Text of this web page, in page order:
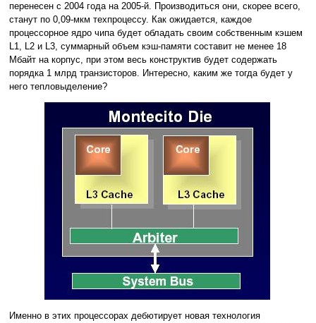
перенесен с 2004 года на 2005-й. Производиться они, скорее всего,
станут по 0,09-мкм техпроцессу. Как ожидается, каждое
процессорное ядро чипа будет обладать своим собственным кэшем
L1, L2 и L3, суммарный объем кэш-памяти составит не менее 18
Мбайт на корпус, при этом весь конструктив будет содержать
порядка 1 млрд транзисторов. Интересно, каким же тогда будет у
него тепловыделение?
Именно в этих процессорах дебютирует новая технология